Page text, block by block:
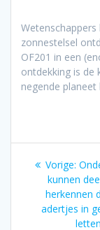
zonnestelsel
OF201 in een
ontdekking is de
negende
Bericht
Vorige:
kunnen
herkennen
adertjes in
letten